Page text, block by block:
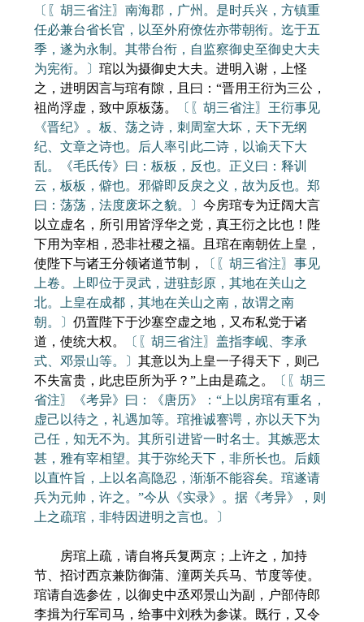
〔〖胡三省注〗南海郡，广州。是时兵兴，方镇重
任必兼台省长官，以至外府僚佐亦带朝衔。迄于五
季，遂为永制。其带台衔，自监察御史至御史大夫
为宪衔。〕 琯以为摄御史大夫。进明入谢，上怪
之，进明因言与琯有隙，且曰：“晋用王衍为三公，
祖尚浮虚，致中原板荡。
〔〖胡三省注〗王衍事见
《晋纪》。板、荡之诗，刺周室大坏，天下无纲
纪、文章之诗也。后人率引此二诗，以谕天下大
乱。《毛氏传》曰：板板，反也。正义曰：释训
云，板板，僻也。邪僻即反戾之义，故为反也。郑
曰：荡荡，法度废坏之貌。〕 今房琯专为迂阔大言
以立虚名，所引用皆浮华之党，真王衍之比也！陛
下用为宰相，恐非社稷之福。且琯在南朝佐上皇，
使陛下与诸王分领诸道节制，
〔〖胡三省注〗事见
上卷。上即位于灵武，进驻彭原，其地在关山之
北。上皇在成都，其地在关山之南，故谓之南
朝。〕 仍置陛下于沙塞空虚之地，又布私党于诸
道，使统大权。
〔〖胡三省注〗盖指李岘、李承
式、邓景山等。〕 其意以为上皇一子得天下，则己
不失富贵，此忠臣所为乎？”上由是疏之。
〔〖胡三
省注〗《考异》曰：《唐历》：“上以房琯有重名，
虚己以待之，礼遇加等。琯推诚謇谔，亦以天下为
己任，知无不为。其所引进皆一时名士。其嫉恶太
甚，雅有宰相望。其于弥纶天下，非所长也。后颇
以直忤旨，上以名高隐忍，渐渐不能容矣。琯遂请
兵为元帅，许之。”今从《实录》。据《考异》，则
上之疏琯，非特因进明之言也。〕
房琯上疏，请自将兵复两京；上许之，加持
节、招讨西京兼防御蒲、潼两关兵马、节度等使。
琯请自选参佐，以御史中丞邓景山为副，户部侍郎
李揖为行军司马，给事中刘秩为参谋。既行，又令